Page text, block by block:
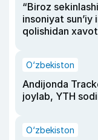
“Biroz
insoniyat
qolishidan
O‘zbekiston
Andijonda
joylab, YTH
O‘zbekiston